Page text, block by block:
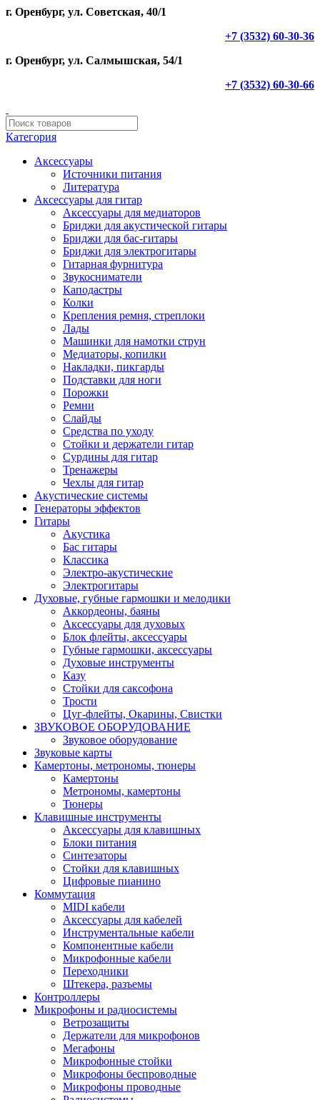
г. Оренбург, ул. Советская, 40/1
+7 (3532) 60-30-36
г. Оренбург, ул. Салмышская, 54/1
+7 (3532) 60-30-66
Категория
Аксессуары
Источники питания
Литература
Аксессуары для гитар
Аксессуары для медиаторов
Бриджи для акустической гитары
Бриджи для бас-гитары
Бриджи для электрогитары
Гитарная фурнитура
Звукосниматели
Каподастры
Колки
Крепления ремня, стреплоки
Лады
Машинки для намотки струн
Медиаторы, копилки
Накладки, пикгарды
Подставки для ноги
Порожки
Ремни
Слайды
Средства по уходу
Стойки и держатели гитар
Сурдины для гитар
Тренажеры
Чехлы для гитар
Акустические системы
Генераторы эффектов
Гитары
Акустика
Бас гитары
Классика
Электро-акустические
Электрогитары
Духовые, губные гармошки и мелодики
Аккордеоны, баяны
Аксессуары для духовых
Блок флейты, аксессуары
Губные гармошки, аксессуары
Духовые инструменты
Казу
Стойки для саксофона
Трости
Цуг-флейты, Окарины, Свистки
ЗВУКОВОЕ ОБОРУДОВАНИЕ
Звуковое оборудование
Звуковые карты
Камертоны, метрономы, тюнеры
Камертоны
Метрономы, камертоны
Тюнеры
Клавишные инструменты
Аксессуары для клавишных
Блоки питания
Синтезаторы
Стойки для клавишных
Цифровые пианино
Коммутация
MIDI кабели
Аксессуары для кабелей
Инструментальные кабели
Компонентные кабели
Микрофонные кабели
Переходники
Штекера, разъемы
Контроллеры
Микрофоны и радиосистемы
Ветрозащиты
Держатели для микрофонов
Мегафоны
Микрофонные стойки
Микрофоны беспроводные
Микрофоны проводные